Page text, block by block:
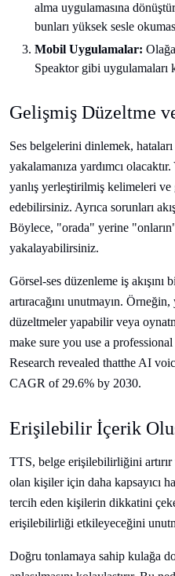
alma uygulamasına
bunları yüksek sesle
Mobil Uygulamalar:
Speaktor gibi uygulamaları
Gelişmiş Düzeltme
Ses belgelerini dinlemek,
yakalamanıza yardımcı
yanlış yerleştirilmiş kelimeleri
edebilirsiniz. Ayrıca sorunları
Böylece, "orada" yerine
yakalayabilirsiniz.
Görsel-ses düzenleme iş
artıracağını unutmayın.
düzeltmeler yapabilir veya
make sure you use a
Research revealed thatthe AI
CAGR of 29.6% by 2030.
Erişilebilir İçerik
TTS, belge erişilebilirliğini
olan kişiler için daha kapsayıcı
tercih eden kişilerin dikkatini
erişilebilirliği etkileyeceğini
Doğru tonlamaya sahip kulağa